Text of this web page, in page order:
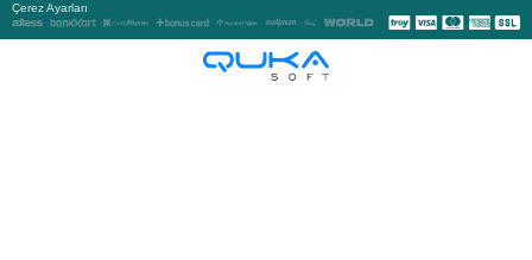
Çerez Ayarları